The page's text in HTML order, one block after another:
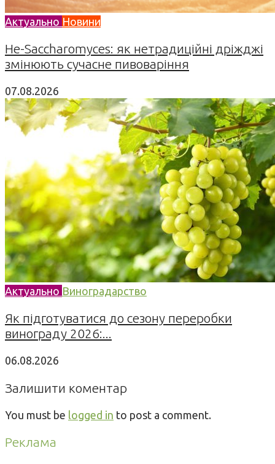
Актуально Новини
Не-Saccharomyces: як нетрадиційні дріжджі
змінюють сучасне пивоваріння
07.08.2026
Актуально Виноградарство
Як підготуватися до сезону переробки
винограду 2026:...
06.08.2026
Залишити коментар
You must be logged in to post a comment.
Реклама